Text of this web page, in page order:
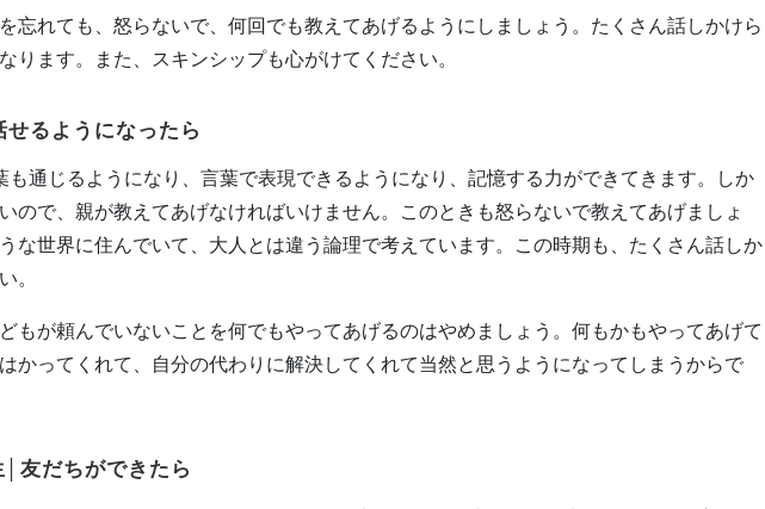
忘れても、怒らないで、何回でも教えてあげるようにしましょう。たくさん話しかけら
ります。また、スキンシップも心がけてください。
るようになったら
も通じるようになり、言葉で表現できるようになり、記憶する力ができてきます。しか
ので、親が教えてあげなければいけません。このときも怒らないで教えてあげましょ
な世界に住んでいて、大人とは違う論理で考えています。この時期も、たくさん話しか
。
もが頼んでいないことを何でもやってあげるのはやめましょう。何もかもやってあげて
かってくれて、自分の代わりに解決してくれて当然と思うようになってしまうからで
友だちができたら